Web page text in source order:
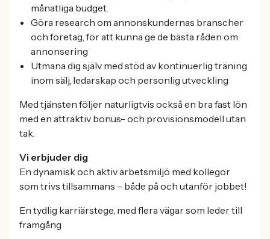
månatliga budget.
Göra research om annonskundernas branscher
och företag, för att kunna ge de bästa råden om
annonsering
Utmana dig själv med stöd av kontinuerlig träning
inom sälj, ledarskap och personlig utveckling
Med tjänsten följer naturligtvis också en bra fast lön
med en attraktiv bonus- och provisionsmodell utan
tak.
Vi erbjuder dig
En dynamisk och aktiv arbetsmiljö med kollegor
som trivs tillsammans – både på och utanför jobbet!
En tydlig karriärstege, med flera vägar som leder till
framgång